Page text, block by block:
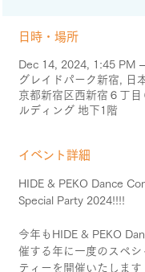
日時・場所
Dec 14, 2024, 1:45 PM
グレイドパーク新宿, 日
京都新宿区西新宿６丁
ルディング 地下1階
イベント詳細
HIDE & PEKO Dance
Special Party 2024!!!!
今年もHIDE & PEKO
催する年に一度のスペ
ティーを開催いたします